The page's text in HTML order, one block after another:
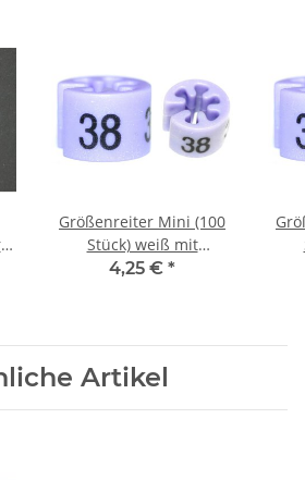
Größenreiter Mini (100
Stück) weiß mit
schwarzem Druck XS
4,25 € *
Artikel